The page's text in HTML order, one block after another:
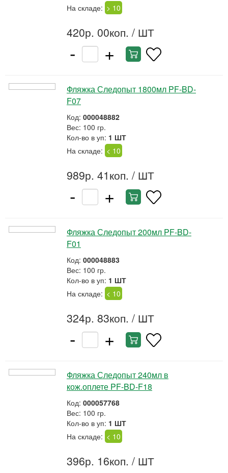
На складе: > 10
420р. 00коп. / ШТ
- +
Фляжка Следопыт 1800мл PF-BD-
F07
Код: 000048882
Вес: 100 гр.
Кол-во в уп: 1 ШТ
На складе: < 10
989р. 41коп. / ШТ
- +
Фляжка Следопыт 200мл PF-BD-
F01
Код: 000048883
Вес: 100 гр.
Кол-во в уп: 1 ШТ
На складе: < 10
324р. 83коп. / ШТ
- +
Фляжка Следопыт 240мл в
кож.оплете PF-BD-F18
Код: 000057768
Вес: 100 гр.
Кол-во в уп: 1 ШТ
На складе: < 10
396р. 16коп. / ШТ